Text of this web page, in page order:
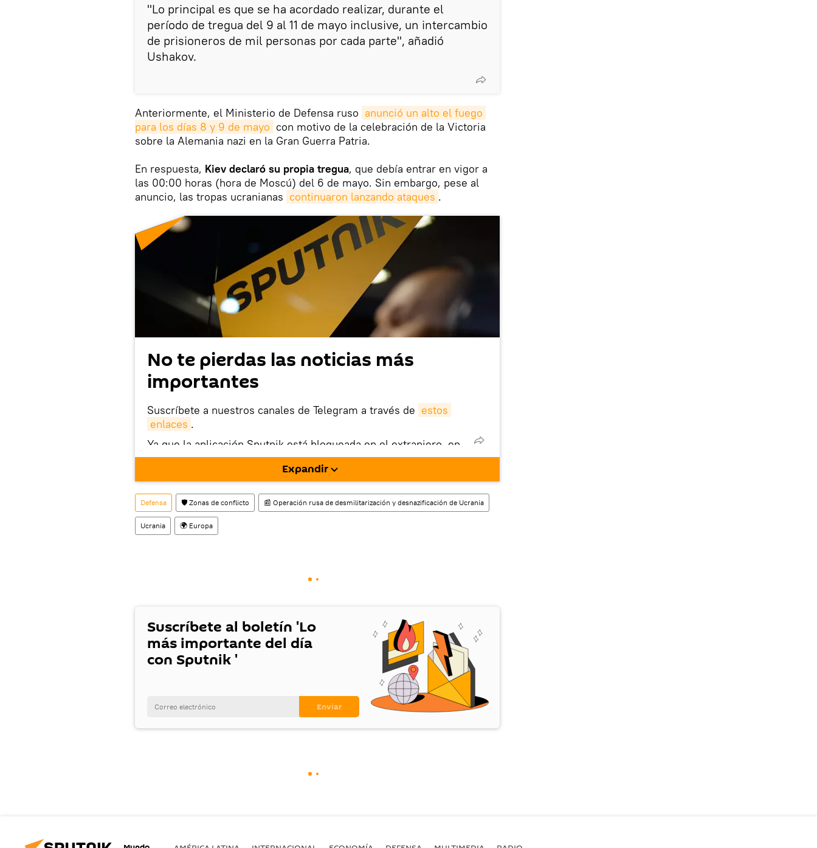
"Lo principal es que se ha acordado realizar, durante el
período de tregua del 9 al 11 de mayo inclusive, un intercambio
de prisioneros de mil personas por cada parte", añadió
Ushakov.
Anteriormente, el Ministerio de Defensa ruso anunció un alto el fuego
para los días 8 y 9 de mayo con motivo de la celebración de la Victoria
sobre la Alemania nazi en la Gran Guerra Patria.
En respuesta, Kiev declaró su propia tregua, que debía entrar en vigor a
las 00:00 horas (hora de Moscú) del 6 de mayo. Sin embargo, pese al
anuncio, las tropas ucranianas continuaron lanzando ataques .
No te pierdas las noticias más
importantes
Suscríbete a nuestros canales de Telegram a través de estos
enlaces .
Ya que la aplicación Sputnik está bloqueada en el extranjero, en
este enlace puedes descargarla e instalarla en tu dispositivo
También tenemos una cuenta en la red social rusa VK .
Expandir
Defensa 🛡️ Zonas de conflicto 📰 Operación rusa de desmilitarización y desnazificación de Ucrania
Ucrania 🌍 Europa
Suscríbete al boletín 'Lo
más importante del día
con Sputnik '